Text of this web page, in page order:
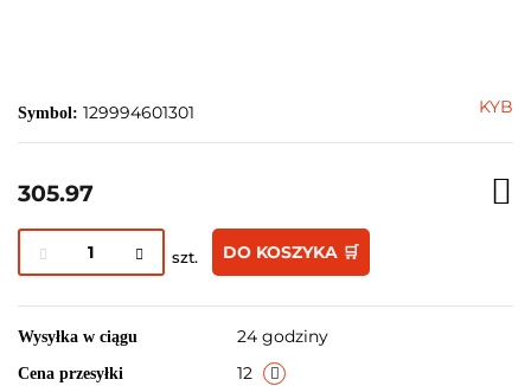
Symbol: 129994601301 KYB
305.97
szt. DO KOSZYKA 🛒
Wysyłka w ciągu 24 godziny
Cena przesyłki 12